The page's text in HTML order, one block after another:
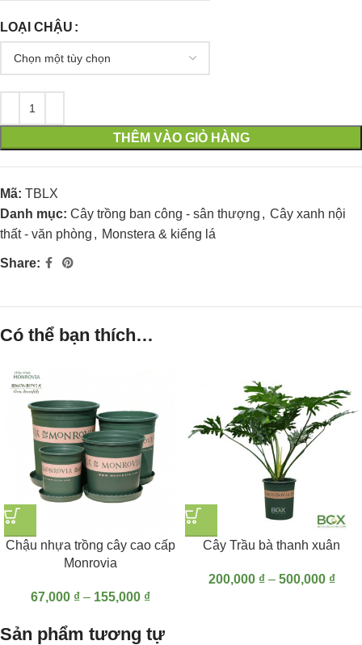
LOẠI CHẬU
THÊM VÀO GIỎ HÀNG
Mã: TBLX
Danh mục: Cây trồng ban công - sân thượng , Cây xanh nội
thất - văn phòng , Monstera & kiểng lá
Share:
Có thể bạn thích…
Chậu nhựa trồng cây cao cấp
Monrovia
67,000 ₫ – 155,000 ₫
Cây Trầu bà thanh xuân
200,000 ₫– 500,000 ₫
Sản phẩm tương tự